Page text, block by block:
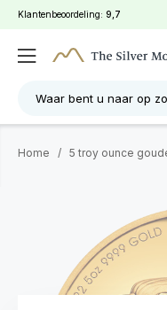
Klantenbeoordeling: 9,7
Waar bent u naar op
Home / 5 troy ounce